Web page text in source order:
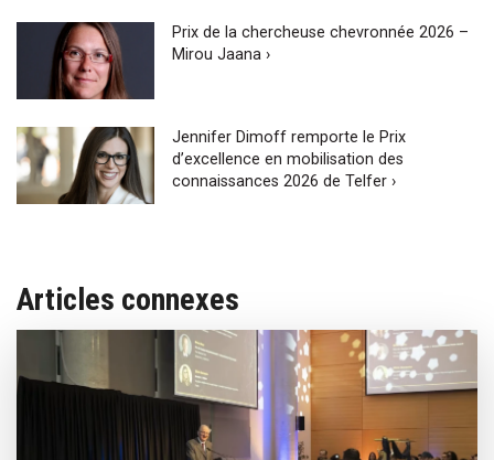
Prix de la chercheuse chevronnée 2026 –
Mirou Jaana ›
Jennifer Dimoff remporte le Prix
d’excellence en mobilisation des
connaissances 2026 de Telfer ›
Articles connexes